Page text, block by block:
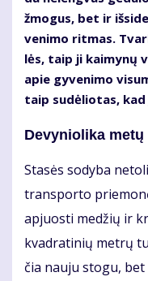
žmo­gus, bet ir
ve­ni­mo rit­mas.
lės, taip ji kai­my­nų
apie gy­ve­ni­mo
taip su­dė­lio­tas,
De­vy­nio­li­ka
Sta­sės so­dy­ba
trans­por­to
ap­juos­ti me­džių ir
kvad­ra­ti­nių met­rų
čia nau­ju sto­gu,